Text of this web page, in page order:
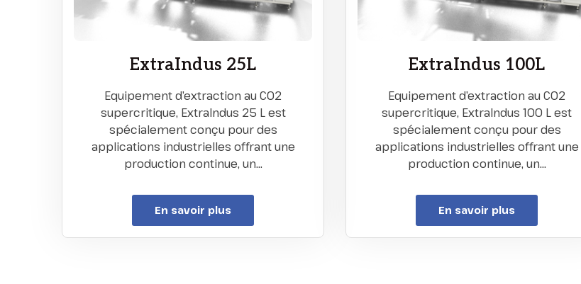
ExtraIndus 25L
Equipement d’extraction au CO2
supercritique, ExtraIndus 25 L est
spécialement conçu pour des
applications industrielles offrant une
production continue, un…
En savoir plus
ExtraIndus 100L
Equipement d’extraction au CO2
supercritique, ExtraIndus 100 L est
spécialement conçu pour des
applications industrielles offrant une
production continue, un…
En savoir plus